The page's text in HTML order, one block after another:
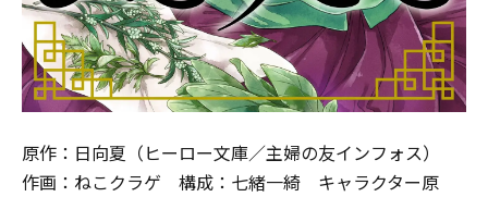
原作：日向夏（ヒーロー文庫／主婦の友インフォス）
作画：ねこクラゲ 構成：七緒一綺 キャラクター原